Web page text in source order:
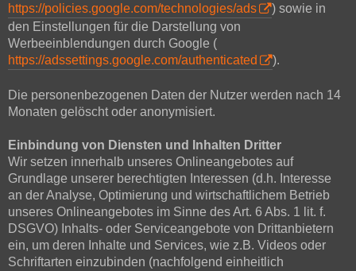
https://policies.google.com/technologies/ads
) sowie in
den Einstellungen für die Darstellung von
Werbeeinblendungen durch Google (
https://adssettings.google.com/authenticated
).
Die personenbezogenen Daten der Nutzer werden nach 14
Monaten gelöscht oder anonymisiert.
Einbindung von Diensten und Inhalten Dritter
Wir setzen innerhalb unseres Onlineangebotes auf
Grundlage unserer berechtigten Interessen (d.h. Interesse
an der Analyse, Optimierung und wirtschaftlichem Betrieb
unseres Onlineangebotes im Sinne des Art. 6 Abs. 1 lit. f.
DSGVO) Inhalts- oder Serviceangebote von Drittanbietern
ein, um deren Inhalte und Services, wie z.B. Videos oder
Schriftarten einzubinden (nachfolgend einheitlich